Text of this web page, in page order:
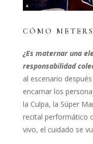
CÓMO
¿Es maternar una
responsabilidad
al escenario
encarnar los
la Culpa, la Súper
recital performático
vivo, el cuidado se